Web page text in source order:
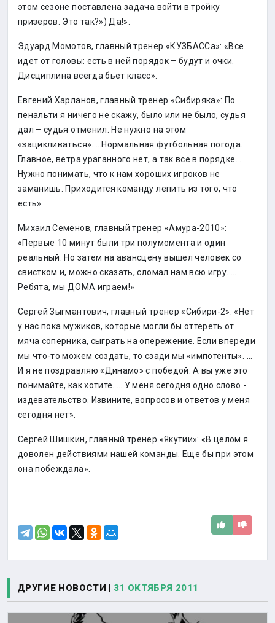
этом сезоне поставлена задача войти в тройку
призеров. Это так?») Да!».
Эдуард Момотов, главный тренер «КУЗБАССа»: «Все
идет от головы: есть в ней порядок – будут и очки.
Дисциплина всегда бьет класс».
Евгений Харланов, главный тренер «Сибиряка»: По
пенальти я ничего не скажу, было или не было, судья
дал – судья отменил. Не нужно на этом
«зацикливаться». …Нормальная футбольная погода.
Главное, ветра ураганного нет, а так все в порядке. …
Нужно понимать, что к нам хороших игроков не
заманишь. Приходится команду лепить из того, что
есть»
Михаил Семенов, главный тренер «Амура-2010»:
«Первые 10 минут были три полумомента и один
реальный. Но затем на авансцену вышел человек со
свистком и, можно сказать, сломал нам всю игру. …
Ребята, мы ДОМА играем!»
Сергей Зыгмантович, главный тренер «Сибири-2»: «Нет
у нас пока мужиков, которые могли бы оттереть от
мяча соперника, сыграть на опережение. Если впереди
мы что-то можем создать, то сзади мы «импотенты». …
И я не поздравляю «Динамо» с победой. А вы уже это
понимайте, как хотите. … У меня сегодня одно слово -
издевательство. Извините, вопросов и ответов у меня
сегодня нет».
Сергей Шишкин, главный тренер «Якутии»: «В целом я
доволен действиями нашей команды. Еще бы при этом
она побеждала».
ДРУГИЕ НОВОСТИ | 31 ОКТЯБРЯ 2011